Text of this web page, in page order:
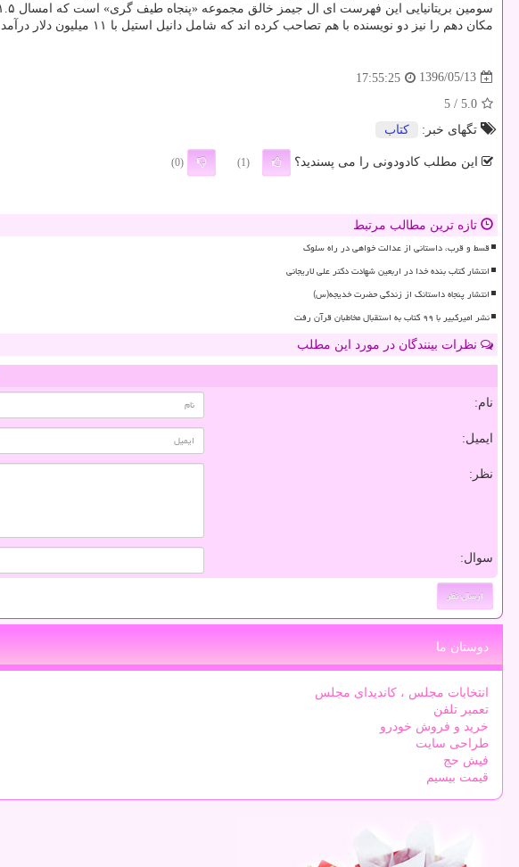
سومین بریتانیایی این فهرست ای ال جیمز خالق مجموعه «پنجاه طیف گری» است كه امسال ۱۱.۵میلیون دلار كسب كرده است و در مكان نهم جای دارد.
مكان دهم را نیز دو نویسنده با هم تصاحب كرده اند كه شامل دانیل استیل با ۱۱ میلیون دلار درآمد و ریك ریوردان با همین مبلغ است.
1396/05/13
17:55:25
5.0
/ 5
تگهای خبر:
كتاب
این مطلب کادودونی را می پسندید؟ (1)
(0)
تازه ترین مطالب مرتبط
قسط و قرب، داستانی از عدالت خواهی در راه سلوک
انتشار کتاب بنده خدا در اربعین شهادت دکتر علی لاریجانی
انتشار پنجاه داستانک از زندگی حضرت خدیجه(س)
نشر امیرکبیر با ۹۹ کتاب به استقبال مخاطبان قرآن رفت
نظرات بینندگان در مورد این مطلب
نام:
ایمیل:
نظر:
سوال:
دوستان ما
انتخابات مجلس ، کاندیدای مجلس
تعمیر تلفن
خرید و فروش خودرو
طراحی سایت
فیش حج
قیمت بیسیم